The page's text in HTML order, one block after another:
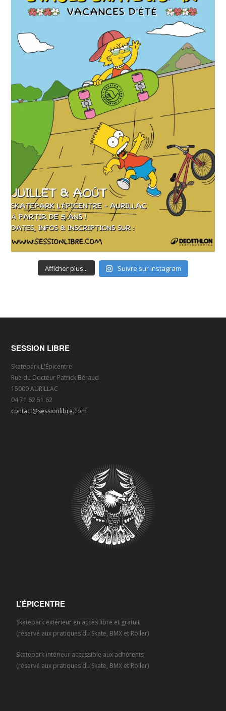
Afficher plus... Suivre sur Instagram
SESSION LIBRE
Skatepark L'Épicentre
Rue du Docteur Patrick Béraud
15000 AURILLAC
04 71 62 51 62
contact@sessionlibre.com
L’ÉPICENTRE
Skatepark extérieur en accès libre et gratuit
(réservé aux pratiques du Skate, BMX et Roller)
Skatepark intérieur accessible aux adhérents
(réservé aux pratiques du Skate, BMX et Roller)